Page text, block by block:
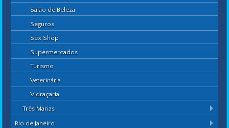
Salão de Beleza
Seguros
Sex Shop
Supermercados
Turismo
Veterinária
Vidraçaria
Três Marias
Rio de Janeiro